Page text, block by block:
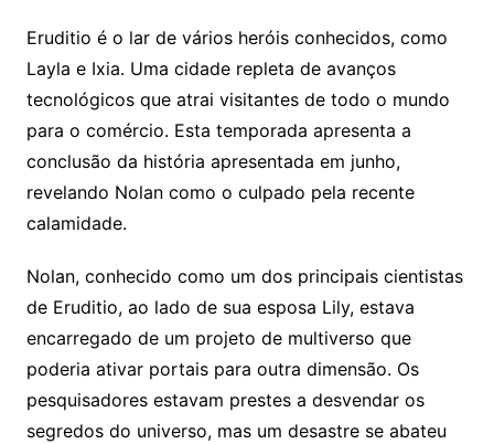
Eruditio é o lar de vários heróis conhecidos, como
Layla e Ixia. Uma cidade repleta de avanços
tecnológicos que atrai visitantes de todo o mundo
para o comércio. Esta temporada apresenta a
conclusão da história apresentada em junho,
revelando Nolan como o culpado pela recente
calamidade.
Nolan, conhecido como um dos principais cientistas
de Eruditio, ao lado de sua esposa Lily, estava
encarregado de um projeto de multiverso que
poderia ativar portais para outra dimensão. Os
pesquisadores estavam prestes a desvendar os
segredos do universo, mas um desastre se abateu